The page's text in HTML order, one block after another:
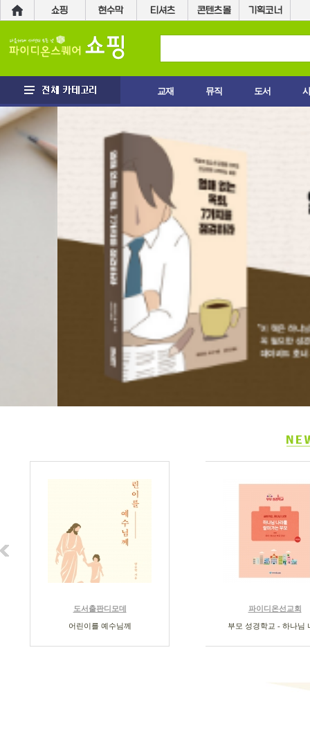
교재 뮤직 도서
도서출판디모데
어린이를 예수님께
파이디온선교회
부모 성경학교 - 하나님